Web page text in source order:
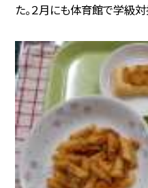
た。２月にも体育館で学級